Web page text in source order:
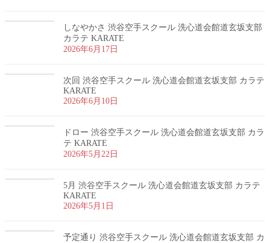
しなやかさ 渋谷空手スクール 洗心道会館道玄坂支部
カラテ KARATE
2026年6月17日
次回 渋谷空手スクール 洗心道会館道玄坂支部 カラテ
KARATE
2026年6月10日
ドロー 渋谷空手スクール 洗心道会館道玄坂支部 カラ
テ KARATE
2026年5月22日
5月 渋谷空手スクール 洗心道会館道玄坂支部 カラテ
KARATE
2026年5月1日
予定通り 渋谷空手スクール 洗心道会館道玄坂支部 カ